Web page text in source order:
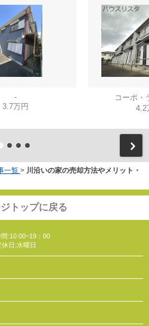
-
3.7万円
コーポ
4.2
一覧 > 川沿いの家の売却方法やメリット・
トップに戻る
:10:00~19：00
休日:水曜日